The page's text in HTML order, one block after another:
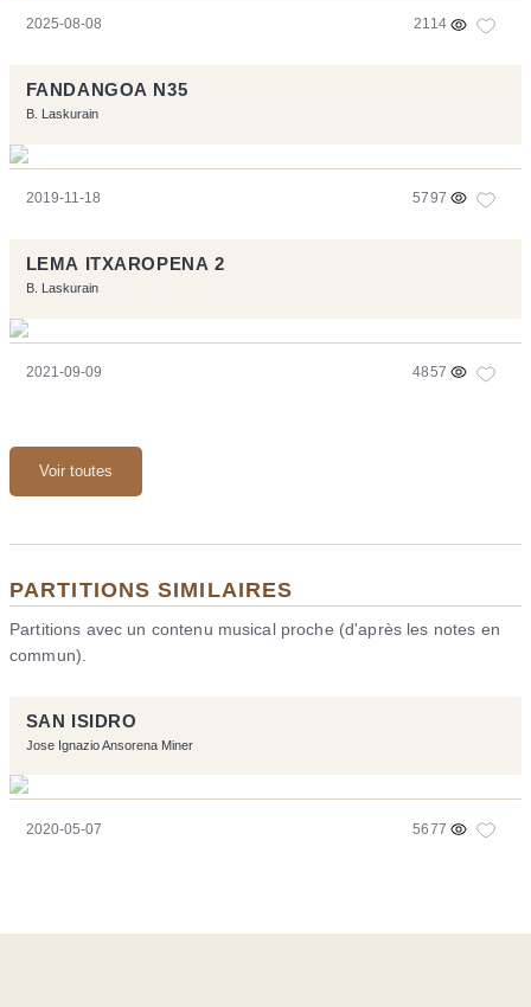
2025-08-08 2114
FANDANGOA N35
B. Laskurain
2019-11-18 5797
LEMA ITXAROPENA 2
B. Laskurain
2021-09-09 4857
Voir toutes
PARTITIONS SIMILAIRES
Partitions avec un contenu musical proche (d'après les notes en
commun).
SAN ISIDRO
Jose Ignazio Ansorena Miner
2020-05-07 5677